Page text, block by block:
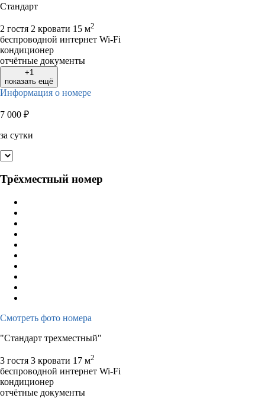
Стандарт
2 гостя 2 кровати 15 м2
беспроводной интернет Wi-Fi
кондиционер
отчётные документы
+1
показать ещё
Информация о номере
7 000 ₽
за сутки
Трёхместный номер
Смотреть фото номера
"Стандарт трехместный"
3 гостя 3 кровати 17 м2
беспроводной интернет Wi-Fi
кондиционер
отчётные документы